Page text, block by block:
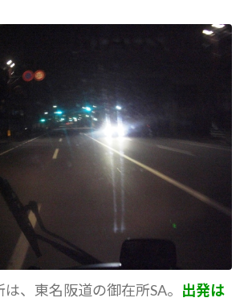
、東名阪道の御在所SA。 出発は